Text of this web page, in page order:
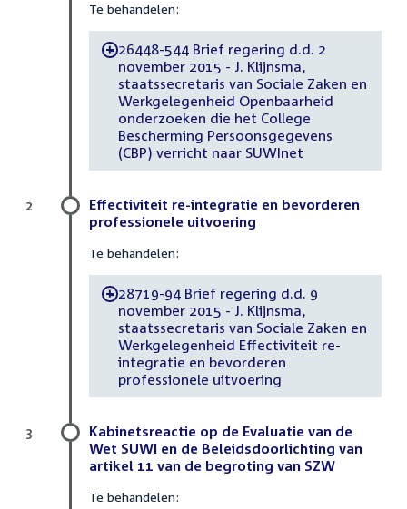
Te behandelen:
-26448-544 Brief regering d.d. 2
november 2015 - J. Klijnsma,
staatssecretaris van Sociale Zaken en
Werkgelegenheid Openbaarheid
onderzoeken die het College
Bescherming Persoonsgegevens
(CBP) verricht naar SUWInet
Effectiviteit re-integratie en bevorderen
professionele uitvoering
Te behandelen:
-28719-94 Brief regering d.d. 9
november 2015 - J. Klijnsma,
staatssecretaris van Sociale Zaken en
Werkgelegenheid Effectiviteit re-
integratie en bevorderen
professionele uitvoering
2
Kabinetsreactie op de Evaluatie van de
Wet SUWI en de Beleidsdoorlichting van
artikel 11 van de begroting van SZW
Te behandelen:
3